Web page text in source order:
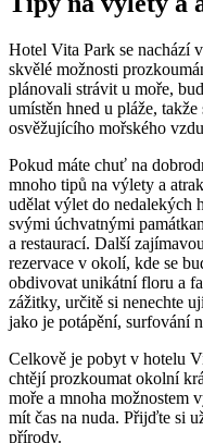
Hotel Vita Park se nachází
skvělé možnosti
plánovali strávit u moře,
umístěn hned u pláže,
osvěžujícího mořského
Pokud máte chuť na
mnoho tipů na výlety a
udělat výlet do nedalekých
svými úchvatnými
a restaurací. Další
rezervace v okolí, kde se
obdivovat unikátní floru a
zážitky, určitě si nenechte
jako je potápění, surfování
Celkově je pobyt v hotelu
chtějí prozkoumat okolní
moře a mnoha možnostem
mít čas na nuda. Přijďte si
přírody.